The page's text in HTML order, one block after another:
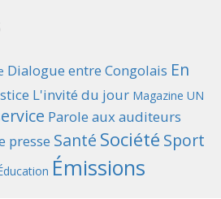
Dialogue entre Congolais En
L'invité du jour Magazine UN
Parole aux auditeurs
presse Santé Société Sport
Émissions